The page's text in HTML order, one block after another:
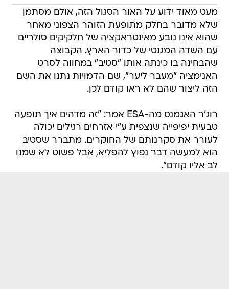
מעט מאוד ידוע על האור הסגול הזה, אולם מסתמן
שלא מדובר בחלק מתופעת הזוהר הצפוני מאחר
שהוא אינו נובע מאינטראקציה של חלקיקים סולריים
עם השדה המגנטי של כדור הארץ. הקבוצה
שהבחינה בו כינתה אותו "סטיב" במחווה לסרט
האנימציה "מעבר ליער", שם הדמויות נתנו את השם
הזה ליצור שהם לא ראו קודם לכן.
רוג'ר האגמנס מה-ESA אמר: "זה מדהים איך תופעה
טבעית יפיפייה שנצפית ע"י אזרחים רגילים יכולה
לעורר את סקרנותם של החוקרים. מתברר שסטיב
הוא למעשה דבר נפוץ להפליא, אבל פשוט לא שמנו
לב אליו קודם".